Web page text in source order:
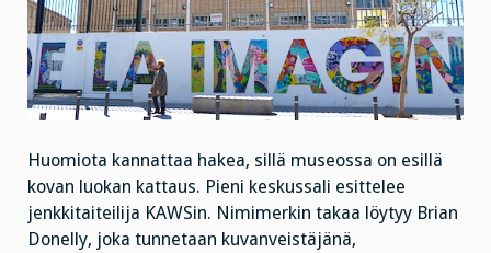
Huomiota kannattaa hakea, sillä museossa on esillä
kovan luokan kattaus. Pieni keskussali esittelee
jenkkitaiteilija KAWSin. Nimimerkin takaa löytyy Brian
Donelly, joka tunnetaan kuvanveistäjänä,